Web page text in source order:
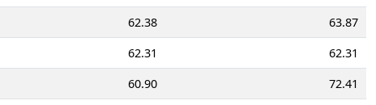
62.38
63.87
62.31
62.31
60.90
72.41